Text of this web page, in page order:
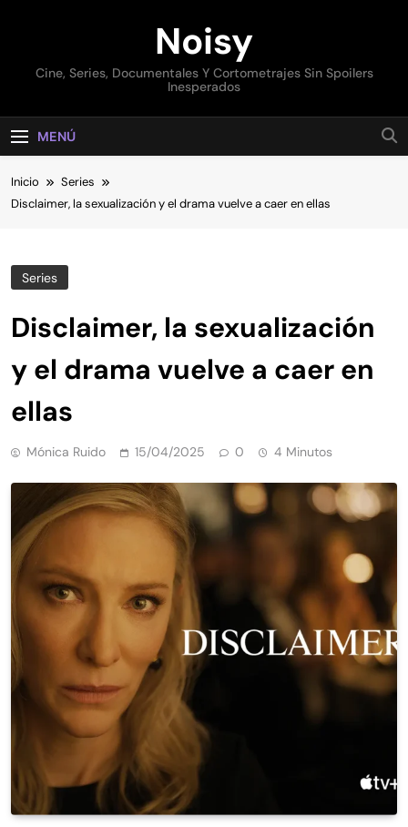
Noisy
Cine, Series, Documentales Y Cortometrajes Sin Spoilers
Inesperados
MENÚ
Inicio
Series
Disclaimer, la sexualización y el drama vuelve a caer en ellas
Series
Disclaimer, la sexualización
y el drama vuelve a caer en
ellas
Mónica Ruido 15/04/2025 0 4 Minutos